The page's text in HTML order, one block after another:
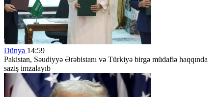
Dünya 14:59
Pakistan, Səudiyyə Ərəbistanı və Türkiyə birgə müdafiə haqqında
saziş imzalayıb